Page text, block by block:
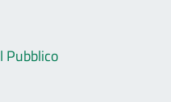
Pubblico